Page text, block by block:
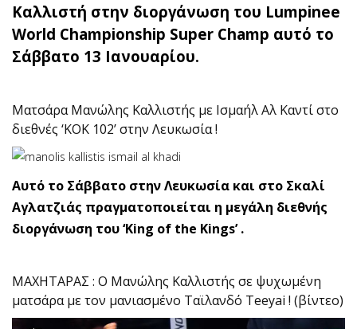
Καλλιστή στην διοργάνωση του Lumpinee
World Championship Super Champ αυτό το
Σάββατο 13 Ιανουαρίου.
Ματσάρα Μανώλης Καλλιστής με Ισμαήλ Αλ Καντί στο
διεθνές ‘ΚΟΚ 102’ στην Λευκωσία !
Αυτό το Σάββατο στην Λευκωσία και στο Σκαλί
Αγλατζιάς πραγματοποιείται η μεγάλη διεθνής
διοργάνωση του ‘King of the Kings’ .
ΜΑΧΗΤΑΡΑΣ : Ο Μανώλης Καλλιστής σε ψυχωμένη
ματσάρα με τον μανιασμένο Ταϊλανδό Teeyai ! (βίντεο)